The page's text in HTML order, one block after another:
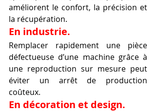
améliorent le confort, la précision et
la récupération.
En industrie.
Remplacer rapidement une pièce
défectueuse d’une machine grâce à
une reproduction sur mesure peut
éviter un arrêt de production
coûteux.
En décoration et design.